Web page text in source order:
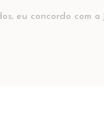
eu concordo com a